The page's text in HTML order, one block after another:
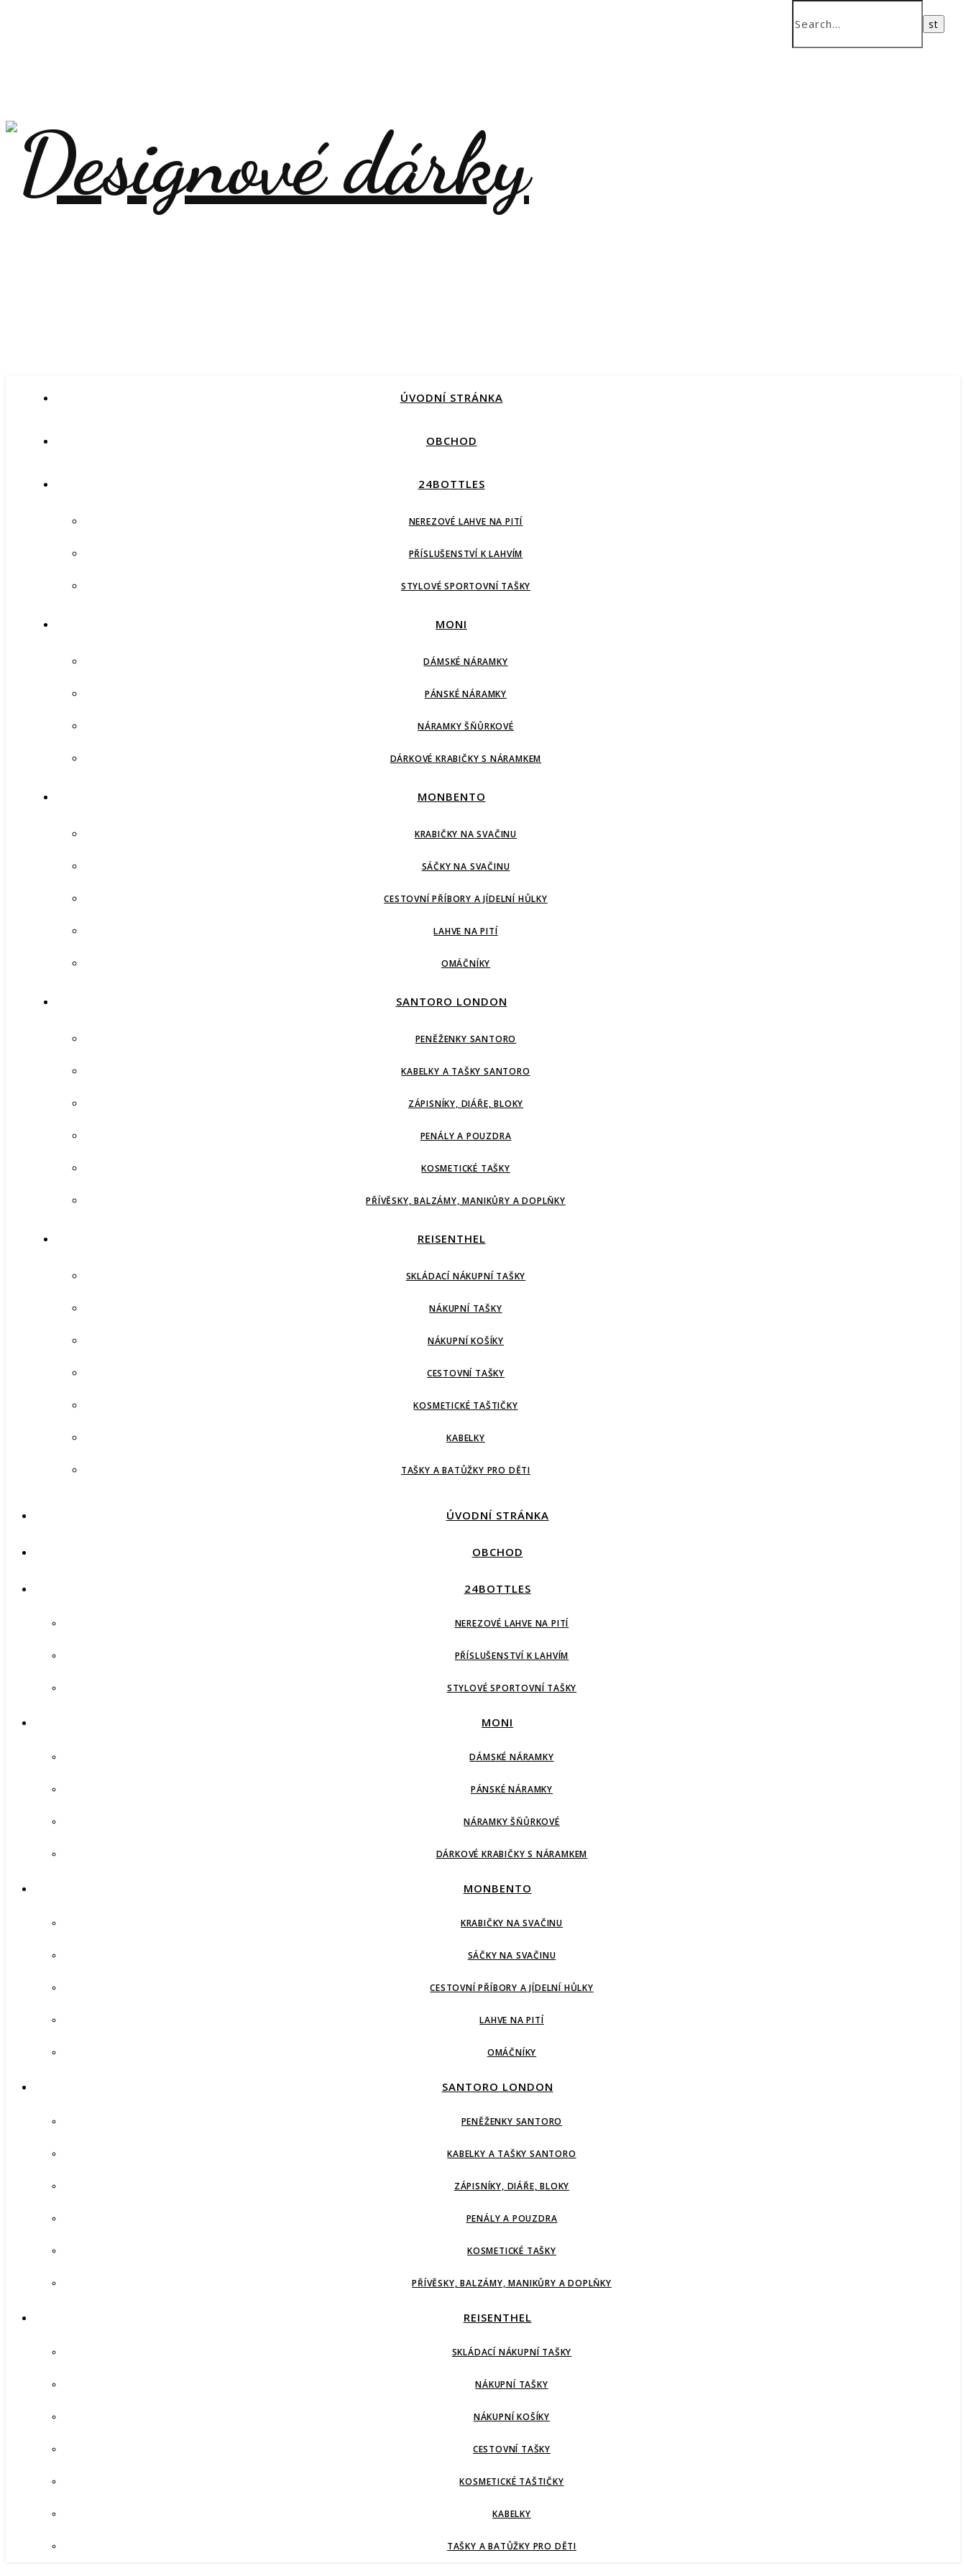
ÚVODNÍ STRÁNKA
OBCHOD
24BOTTLES
NEREZOVÉ LAHVE NA PITÍ
PŘÍSLUŠENSTVÍ K LAHVÍM
STYLOVÉ SPORTOVNÍ TAŠKY
MONI
DÁMSKÉ NÁRAMKY
PÁNSKÉ NÁRAMKY
NÁRAMKY ŠŇŮRKOVÉ
DÁRKOVÉ KRABIČKY S NÁRAMKEM
MONBENTO
KRABIČKY NA SVAČINU
SÁČKY NA SVAČINU
CESTOVNÍ PŘÍBORY A JÍDELNÍ HŮLKY
LAHVE NA PITÍ
OMÁČNÍKY
SANTORO LONDON
PENĚŽENKY SANTORO
KABELKY A TAŠKY SANTORO
ZÁPISNÍKY, DIÁŘE, BLOKY
PENÁLY A POUZDRA
KOSMETICKÉ TAŠKY
PŘÍVĚSKY, BALZÁMY, MANIKŮRY A DOPLŇKY
REISENTHEL
SKLÁDACÍ NÁKUPNÍ TAŠKY
NÁKUPNÍ TAŠKY
NÁKUPNÍ KOŠÍKY
CESTOVNÍ TAŠKY
KOSMETICKÉ TAŠTIČKY
KABELKY
TAŠKY A BATŮŽKY PRO DĚTI
ÚVODNÍ STRÁNKA
OBCHOD
24BOTTLES
NEREZOVÉ LAHVE NA PITÍ
PŘÍSLUŠENSTVÍ K LAHVÍM
STYLOVÉ SPORTOVNÍ TAŠKY
MONI
DÁMSKÉ NÁRAMKY
PÁNSKÉ NÁRAMKY
NÁRAMKY ŠŇŮRKOVÉ
DÁRKOVÉ KRABIČKY S NÁRAMKEM
MONBENTO
KRABIČKY NA SVAČINU
SÁČKY NA SVAČINU
CESTOVNÍ PŘÍBORY A JÍDELNÍ HŮLKY
LAHVE NA PITÍ
OMÁČNÍKY
SANTORO LONDON
PENĚŽENKY SANTORO
KABELKY A TAŠKY SANTORO
ZÁPISNÍKY, DIÁŘE, BLOKY
PENÁLY A POUZDRA
KOSMETICKÉ TAŠKY
PŘÍVĚSKY, BALZÁMY, MANIKŮRY A DOPLŇKY
REISENTHEL
SKLÁDACÍ NÁKUPNÍ TAŠKY
NÁKUPNÍ TAŠKY
NÁKUPNÍ KOŠÍKY
CESTOVNÍ TAŠKY
KOSMETICKÉ TAŠTIČKY
KABELKY
TAŠKY A BATŮŽKY PRO DĚTI